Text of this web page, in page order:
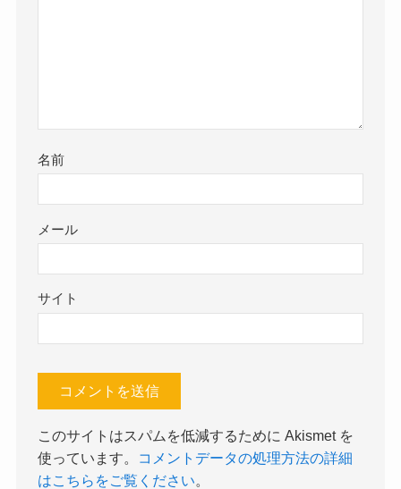
名前
メール
サイト
このサイトはスパムを低減するために Akismet を
使っています。
コメントデータの処理方法の詳細
はこちらをご覧ください